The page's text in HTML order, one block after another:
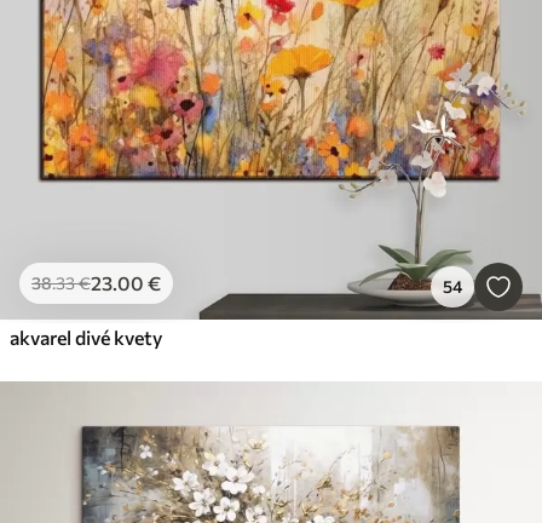
38.33€23.00 € 54
akvarel divé kvety